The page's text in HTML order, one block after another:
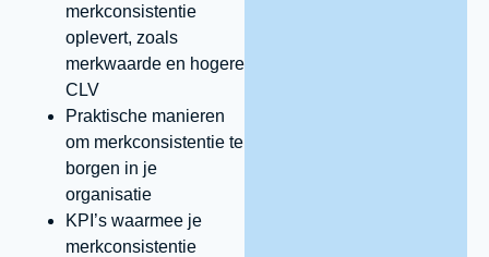
merkconsistentie
oplevert, zoals
merkwaarde en hogere
CLV
Praktische manieren
om merkconsistentie te
borgen in je
organisatie
KPI’s waarmee je
merkconsistentie